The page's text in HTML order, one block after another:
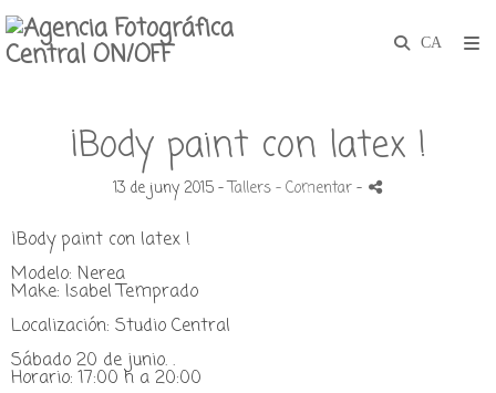
¡Body paint con latex !
13 de juny 2015 -Tallers - Comentar-
¡Body paint con latex !
Modelo: Nerea
Make: Isabel Temprado
Localización: Studio Central
Sábado 20 de junio. .
Horario: 17:00 h a 20:00